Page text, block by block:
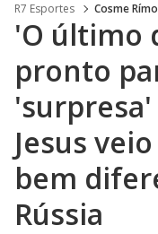
R7 Esportes Cosme
'O último
pronto
'surpresa'
Jesus
bem
Rússia